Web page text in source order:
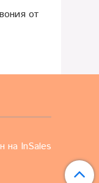
от
на InSales